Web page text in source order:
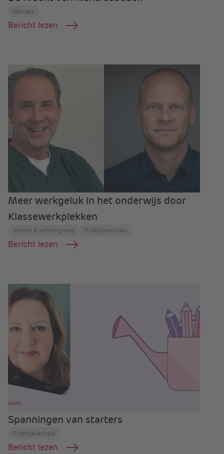
Nieuws
Bericht lezen
Meer werkgeluk in het onderwijs door
Klassewerkplekken
Kennis & achtergrond Praktijkverhaal
Bericht lezen
Spanningen van starters
Praktijkverhaal
Bericht lezen